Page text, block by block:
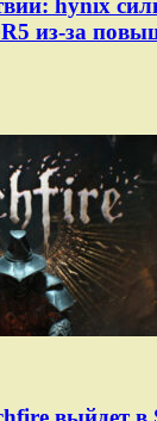
hynix
из-за